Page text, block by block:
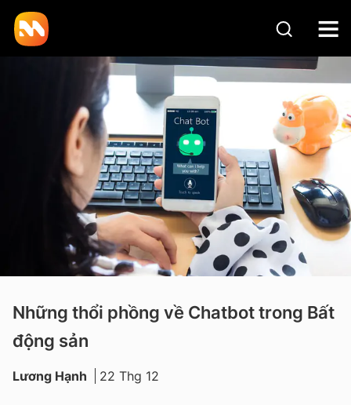
Những thổi phồng về Chatbot trong Bất
động sản
Lương Hạnh 22 Thg 12